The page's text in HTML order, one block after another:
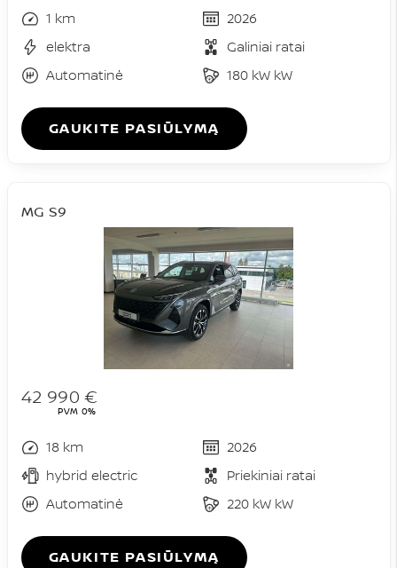
1 km
2026
elektra
Galiniai ratai
Automatinė
180 kW kW
GAUKITE PASIŪLYMĄ
MG S9
42 990 €
PVM 0%
18 km
2026
hybrid electric
Priekiniai ratai
Automatinė
220 kW kW
GAUKITE PASIŪLYMĄ